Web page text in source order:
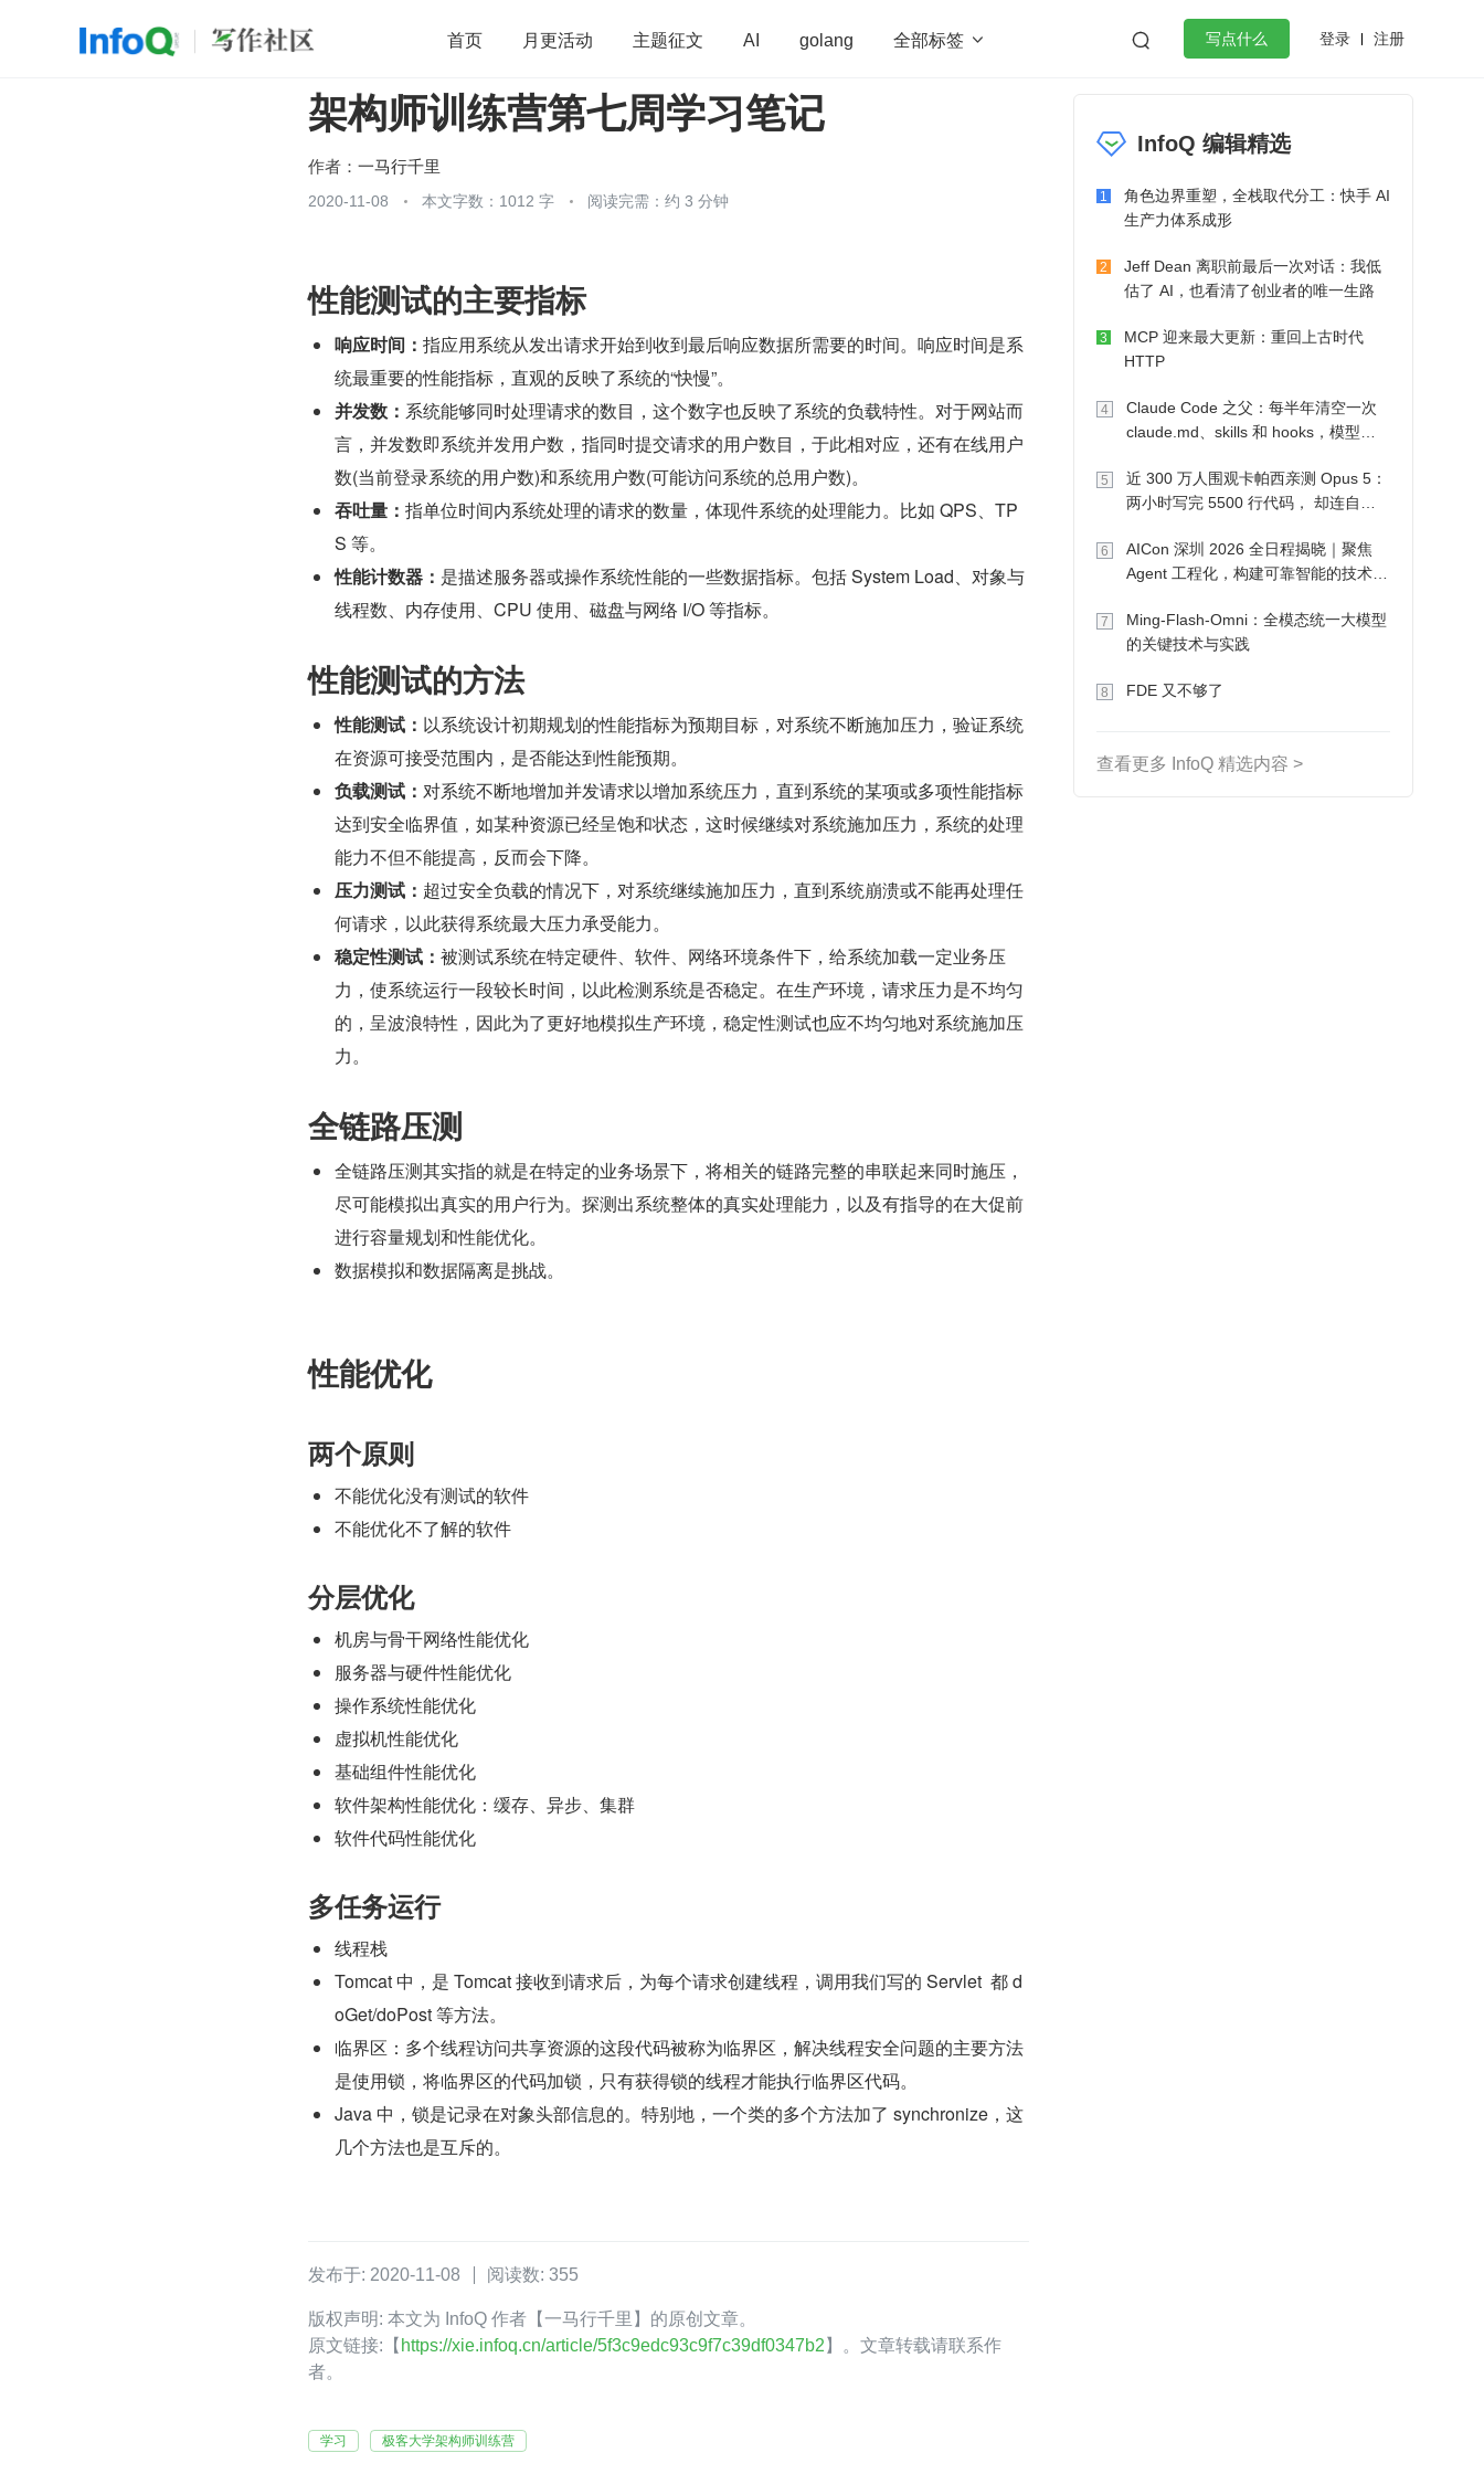
首页 月更活动 主题征文 AI golang 全部标签   写点什么 登录 注册
开源 架构 OpenHarmony 算法 学习方法
团队管理 微服务架构 flutter
架构师训练营第七周学习笔记
作者： 一马行千里
2020-11-08 本文字数：1012 字 阅读完需：约 3 分钟
性能测试的主要指标
响应时间： 指应用系统从发出请求开始到收到最后响应数据所需要的时间。响应时间是系
统最重要的性能指标，直观的反映了系统的“快慢”。
并发数： 系统能够同时处理请求的数目，这个数字也反映了系统的负载特性。对于网站而
言，并发数即系统并发用户数，指同时提交请求的用户数目，于此相对应，还有在线用户
数(当前登录系统的用户数)和系统用户数(可能访问系统的总用户数)。
吞吐量： 指单位时间内系统处理的请求的数量，体现件系统的处理能力。比如 QPS、TP
S 等。
性能计数器： 是描述服务器或操作系统性能的一些数据指标。包括 System Load、对象与
线程数、内存使用、CPU 使用、磁盘与网络 I/O 等指标。
性能测试的方法
性能测试： 以系统设计初期规划的性能指标为预期目标，对系统不断施加压力，验证系统
在资源可接受范围内，是否能达到性能预期。
负载测试： 对系统不断地增加并发请求以增加系统压力，直到系统的某项或多项性能指标
达到安全临界值，如某种资源已经呈饱和状态，这时候继续对系统施加压力，系统的处理
能力不但不能提高，反而会下降。
压力测试： 超过安全负载的情况下，对系统继续施加压力，直到系统崩溃或不能再处理任
何请求，以此获得系统最大压力承受能力。
稳定性测试： 被测试系统在特定硬件、软件、网络环境条件下，给系统加载一定业务压
力，使系统运行一段较长时间，以此检测系统是否稳定。在生产环境，请求压力是不均匀
的，呈波浪特性，因此为了更好地模拟生产环境，稳定性测试也应不均匀地对系统施加压
力。
全链路压测
全链路压测其实指的就是在特定的业务场景下，将相关的链路完整的串联起来同时施压，
尽可能模拟出真实的用户行为。探测出系统整体的真实处理能力，以及有指导的在大促前
进行容量规划和性能优化。
数据模拟和数据隔离是挑战。
性能优化
两个原则
不能优化没有测试的软件
不能优化不了解的软件
分层优化
机房与骨干网络性能优化
服务器与硬件性能优化
操作系统性能优化
虚拟机性能优化
基础组件性能优化
软件架构性能优化：缓存、异步、集群
软件代码性能优化
多任务运行
线程栈
Tomcat 中，是 Tomcat 接收到请求后，为每个请求创建线程，调用我们写的 Servlet  都 d
oGet/doPost 等方法。
临界区：多个线程访问共享资源的这段代码被称为临界区，解决线程安全问题的主要方法
是使用锁，将临界区的代码加锁，只有获得锁的线程才能执行临界区代码。
Java 中，锁是记录在对象头部信息的。特别地，一个类的多个方法加了 synchronize，这
几个方法也是互斥的。
发布于: 2020-11-08 阅读数: 355
版权声明: 本文为 InfoQ 作者【一马行千里】的原创文章。
原文链接:【 https://xie.infoq.cn/article/5f3c9edc93c9f7c39df0347b2 】。文章转载请联系作
者。
学习 极客大学架构师训练营
InfoQ 编辑精选
1
角色边界重塑，全栈取代分工：快手 AI
生产力体系成形
2
Jeff Dean 离职前最后一次对话：我低
估了 AI，也看清了创业者的唯一生路
3
MCP 迎来最大更新：重回上古时代
HTTP
4
Claude Code 之父：每半年清空一次
claude.md、skills 和 hooks，模型自
5
近 300 万人围观卡帕西亲测 Opus 5：
两小时写完 5500 行代码， 却连自己
6
AICon 深圳 2026 全日程揭晓｜聚焦
Agent 工程化，构建可靠智能的技术路
7
Ming-Flash-Omni：全模态统一大模型
的关键技术与实践
8 FDE 又不够了
查看更多 InfoQ 精选内容 >